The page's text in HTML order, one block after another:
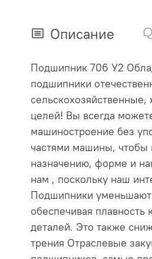
Описание
Подшипник 706 У2
подшипники
целей! Вы всегда
машиностроение без
частями машины, чтобы
назначению, форме и
нам , поскольку наш
Подшипники уменьшают
обеспечивая
деталей. Это также
трения Отраслевые